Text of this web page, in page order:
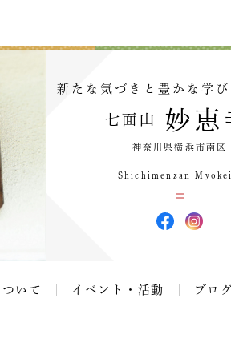
新たな気づきと豊かな学
七面山 妙恵
神奈川県横浜市南区
Shichimenzan
いて イベント・活動 ブロ